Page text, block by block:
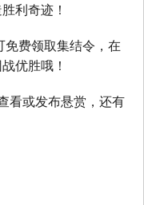
利奇迹！
免费领取集结令，在
优胜哦！
看或发布悬赏，还有